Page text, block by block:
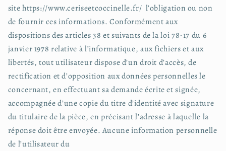
site https://www.ceriseetcoccinelle.fr/ l’obligation ou non
de fournir ces informations. Conformément aux
dispositions des articles 38 et suivants de la loi 78-17 du 6
janvier 1978 relative à l’informatique, aux fichiers et aux
libertés, tout utilisateur dispose d’un droit d’accès, de
rectification et d’opposition aux données personnelles le
concernant, en effectuant sa demande écrite et signée,
accompagnée d’une copie du titre d’identité avec signature
du titulaire de la pièce, en précisant l’adresse à laquelle la
réponse doit être envoyée. Aucune information personnelle
de l’utilisateur du